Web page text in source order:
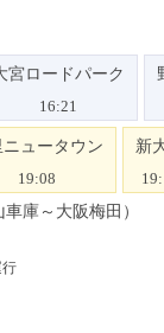
宮ロードパーク
16:21
ニュータウン
19:08
新
庫～大阪梅田）